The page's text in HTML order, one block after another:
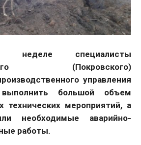
неделе специалисты
(Покровского)
управления
большой объем
технических мероприятий, а
необходимые аварийно-
работы.